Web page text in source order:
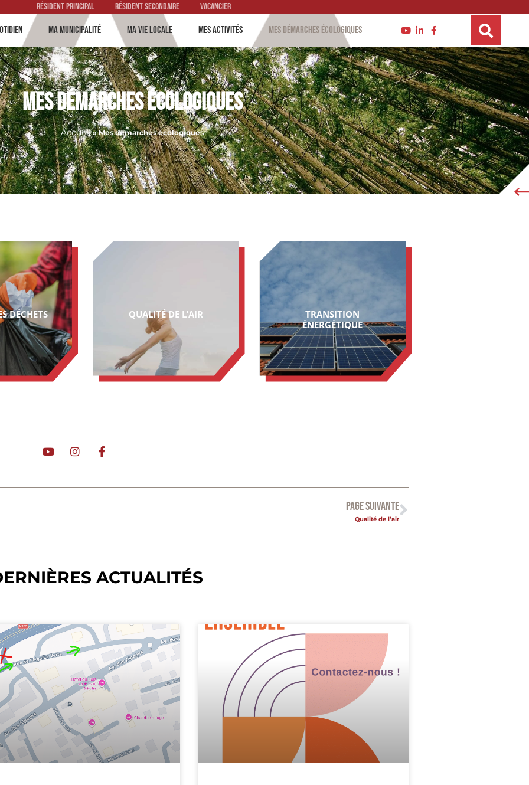
Résident principal Résident secondaire vacancier
Ma municipalité Ma vie locale Mes activités Mes démarches écologiques
Mes démarches écologiques
Accueil»Mes démarches écologiques
DÉCHETS QUALITÉ DE L’AIR
TRANSITION
ÉNERGÉTIQUE
PAGE SUIVANTE
Qualité de l’air
ACTUALITÉS